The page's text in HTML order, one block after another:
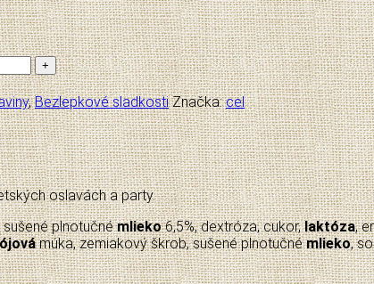
,Bezlepkové sladkosti Značka:cel
oslavách a party.
sušené plnotučnémlieko6,5%, dextróza, cukor,laktóza,
múka, zemiakový škrob, sušené plnotučnémlieko,